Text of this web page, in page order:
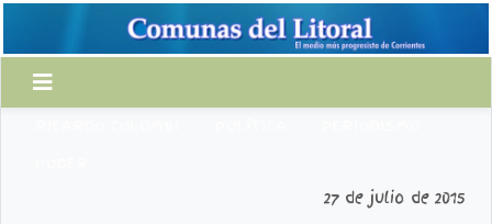
27 de julio de 2015